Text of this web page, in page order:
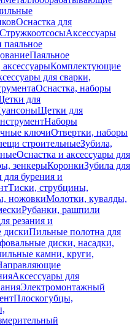
Оснастка для
СтружкоотсосыАксессуары
паяльное
Паяльное
Комплектующие
для сварки,
Оснастка, наборы
для
Щетки для
Наборы
ключиОтвертки, наборы
строительныеЗубила,
Оснастка и аксессуары для
зенкерыКоронкиЗубила для
для бурения и
Тиски, струбцины,
ножовкиМолотки, кувалды,
Рубанки, рашпили
резания и
дискиПильные полотна для
диски, насадки,
камни, круги,
Аксессуары для
Электромонтажный
Плоскогубцы,